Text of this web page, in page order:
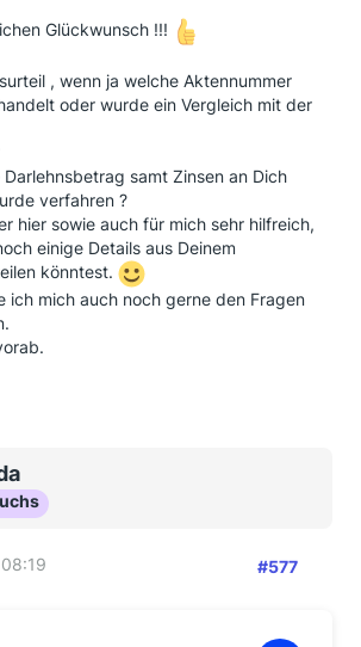
Glückwunsch !!!
, wenn ja welche Aktennummer
oder wurde ein Vergleich mit der
samt Zinsen an Dich
verfahren ?
hier sowie auch für mich sehr hilfreich,
einige Details aus Deinem
könntest.
ich mich auch noch gerne den Fragen
#577